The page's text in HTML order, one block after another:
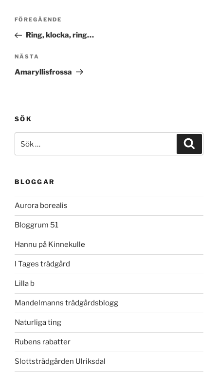
Inläggsnavigering
Föregående
inlägg
FÖREGÅENDE
Ring, klocka, ring…
Nästa
inlägg
NÄSTA
Amaryllisfrossa
SÖK
efter:
BLOGGAR
Aurora borealis
Bloggrum 51
Hannu på Kinnekulle
I Tages trädgård
Lilla b
Mandelmanns trädgårdsblogg
Naturliga ting
Rubens rabatter
Slottsträdgården Ulriksdal